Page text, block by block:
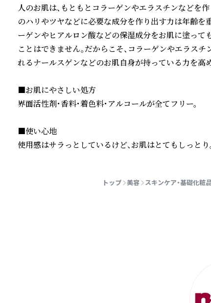
人のお肌は、もともとコラーゲンやエラスチンなどを
のハリやツヤなどに必要な成分を作り出す力は年齢を
ーゲンやヒアルロン酸などの保湿成分をお肌に塗って
ことはできません。だからこそ、コラーゲンやエラス
れるナールスゲンなどのお肌自身が持っている力を高
■お肌にやさしい処方
界面活性剤・香料・着色料・アルコールが全てフリー。
■使い心地
使用感はサラっとしているけど、お肌はとてもしっとり
（こすらず、手のひらをお肌に密着させてプレスしなが
トップ 美容 スキンケア・基礎化粧